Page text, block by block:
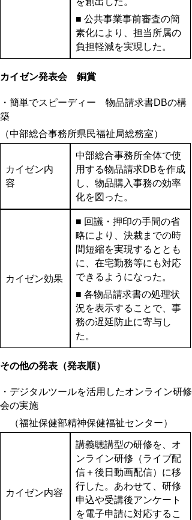
■ 公共事業事前審査の簡
素化により、担当所属の
負担軽減を実現した。
カイゼン発表会 銅賞
・簡単でスピーディー 物品請求書DBの構
築
（中部総合事務所県民福祉局総務室）
カイゼン内
容
中部総合事務所全体で使
用する物品請求DBを作成
し、物品購入事務の効率
化を図った。
カイゼン効果
■ 回議・押印の手間の省
略により、決裁までの時
間短縮を実現するととも
に、在宅勤務等にも対応
できるようになった。
■ 各物品請求書の処理状
況を表示することで、事
務の遅延防止に寄与し
た。
その他の発表（発表順）
・デジタルツールを活用したオンライン研修
会の実施
（福祉保健部精神保健福祉センター）
カイゼン内容
講義聴講型の研修を、オ
ンライン研修（ライブ配
信＋後日動画配信）に移
行した。あわせて、研修
申込や受講後アンケート
を電子申請に対応するこ